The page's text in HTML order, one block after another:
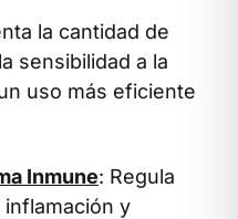
la cantidad de
sensibilidad a la
uso más eficiente
Inmune: Regula
y